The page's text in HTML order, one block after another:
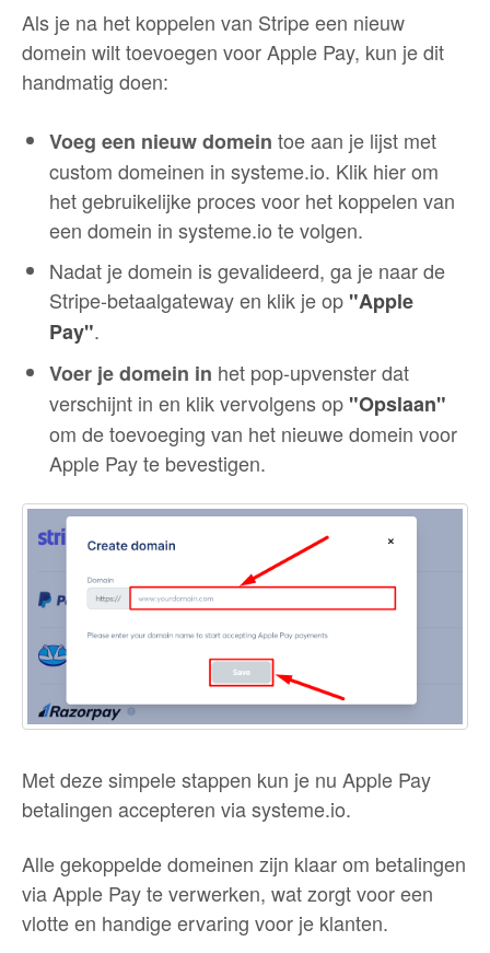
Als je na het koppelen van Stripe een nieuw
domein wilt toevoegen voor Apple Pay, kun je dit
handmatig doen:
Voeg een nieuw domein toe aan je lijst met
custom domeinen in systeme.io. Klik hier om
het gebruikelijke proces voor het koppelen van
een domein in systeme.io te volgen.
Nadat je domein is gevalideerd, ga je naar de
Stripe-betaalgateway en klik je op "Apple
Pay".
Voer je domein in het pop-upvenster dat
verschijnt in en klik vervolgens op "Opslaan"
om de toevoeging van het nieuwe domein voor
Apple Pay te bevestigen.
Met deze simpele stappen kun je nu Apple Pay
betalingen accepteren via systeme.io.
Alle gekoppelde domeinen zijn klaar om betalingen
via Apple Pay te verwerken, wat zorgt voor een
vlotte en handige ervaring voor je klanten.